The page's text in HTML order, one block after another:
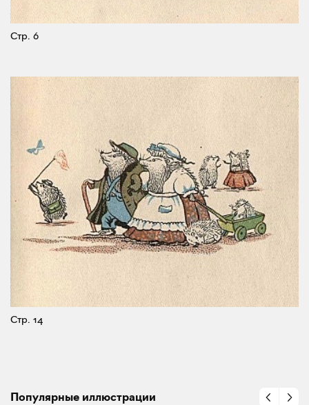
Стр. 6
Стр. 14
Популярные иллюстрации